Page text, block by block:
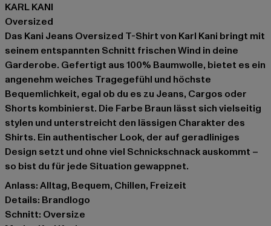
KARL KANI
Oversized
Das Kani Jeans Oversized T-Shirt von Karl Kani bringt mit
seinem entspannten Schnitt frischen Wind in deine
Garderobe. Gefertigt aus 100% Baumwolle, bietet es ein
angenehm weiches Tragegefühl und höchste
Bequemlichkeit, egal ob du es zu Jeans, Cargos oder
Shorts kombinierst. Die Farbe Braun lässt sich vielseitig
stylen und unterstreicht den lässigen Charakter des
Shirts. Ein authentischer Look, der auf geradliniges
Design setzt und ohne viel Schnickschnack auskommt –
so bist du für jede Situation gewappnet.
Anlass: Alltag, Bequem, Chillen, Freizeit
Details: Brandlogo
Schnitt: Oversize